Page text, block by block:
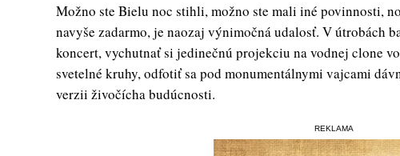
Možno ste Bielu noc stihli, možno ste mali iné povinnosti,
navyše zadarmo, je naozaj výnimočná udalosť. V útrobách
koncert, vychutnať si jedinečnú projekciu na vodnej clone
svetelné kruhy, odfotiť sa pod monumentálnymi vajcami
verzii živočícha budúcnosti.
REKLAMA